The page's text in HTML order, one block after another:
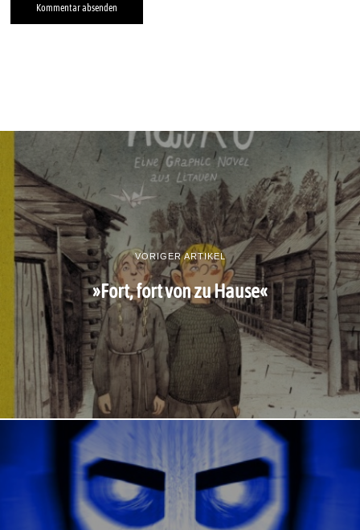
VORIGER ARTIKEL
»Fort, fort von zu Hause«